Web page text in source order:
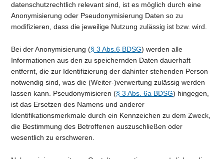
datenschutzrechtlich relevant sind, ist es möglich durch eine
Anonymisierung oder Pseudonymisierung Daten so zu
modifizieren, dass die jeweilige Nutzung zulässig ist bzw. wird.
Bei der Anonymisierung (§ 3 Abs.6 BDSG) werden alle
Informationen aus den zu speichernden Daten dauerhaft
entfernt, die zur Identifizierung der dahinter stehenden Person
notwendig sind, was die (Weiter-)verwertung zulässig werden
lassen kann. Pseudonymisieren (§ 3 Abs. 6a BDSG) hingegen,
ist das Ersetzen des Namens und anderer
Identifikationsmerkmale durch ein Kennzeichen zu dem Zweck,
die Bestimmung des Betroffenen auszuschließen oder
wesentlich zu erschweren.